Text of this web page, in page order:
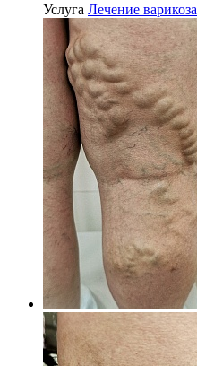
Услуга Лечение варикоза